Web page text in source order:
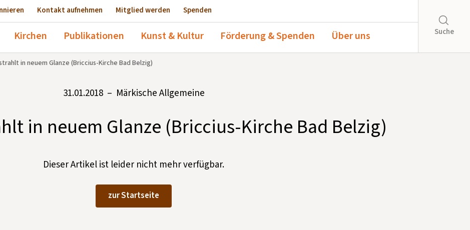
Kontakt aufnehmen Mitglied werden Spenden
Kirchen Publikationen Kunst & Kultur Förderung & Spenden Über uns Suche
in neuem Glanze (Briccius-Kirche Bad Belzig)
31.01.2018 – Märkische Allgemeine
in neuem Glanze (Briccius-Kirche Bad Belzig)
Dieser Artikel ist leider nicht mehr verfügbar.
zur Startseite